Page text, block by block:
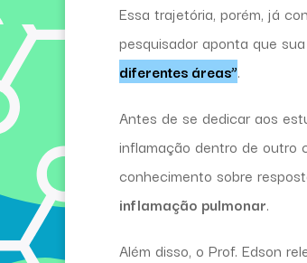
Essa trajetória, porém, já
pesquisador aponta que
diferentes áreas”.
Antes de se dedicar aos
inflamação dentro de outro
conhecimento sobre
inflamação pulmonar.
Além disso, o Prof. Edson